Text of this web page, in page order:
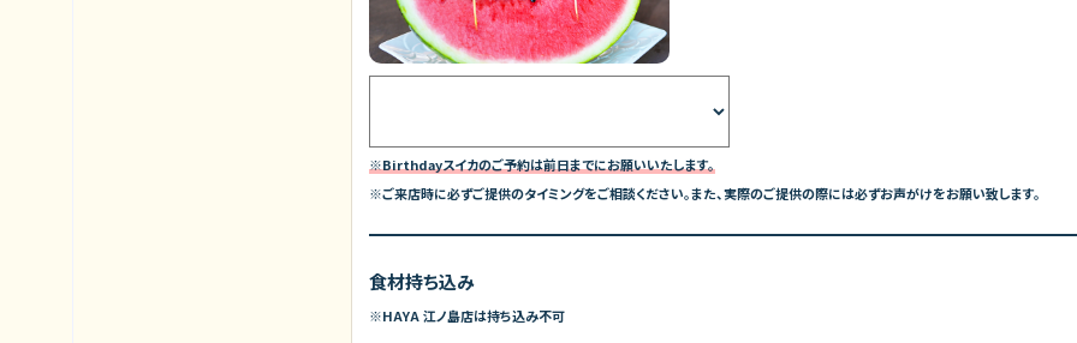
※Birthdayスイカのご予約は前日までにお願いいたします。
※ご来店時に必ずご提供のタイミングをご相談ください。また、実際のご提供の際には必ずお声がけをお願い致します。
食材持ち込み
※HAYA 江ノ島店は持ち込み不可